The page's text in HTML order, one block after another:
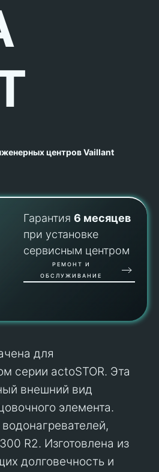
центров Vaillant
Гарантия6 месяцев
при установке
сервисным центром
РЕМОНТ И
ОБСЛУЖИВАНИЕ
для
серии actoSTOR. Эта
внешний вид
элемента.
R2. Изготовлена из
долговечность и